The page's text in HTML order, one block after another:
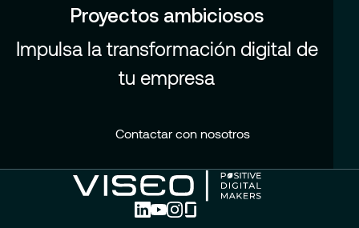
Proyectos ambiciosos
Impulsa la transformación digital de
tu empresa
Contactar con nosotros